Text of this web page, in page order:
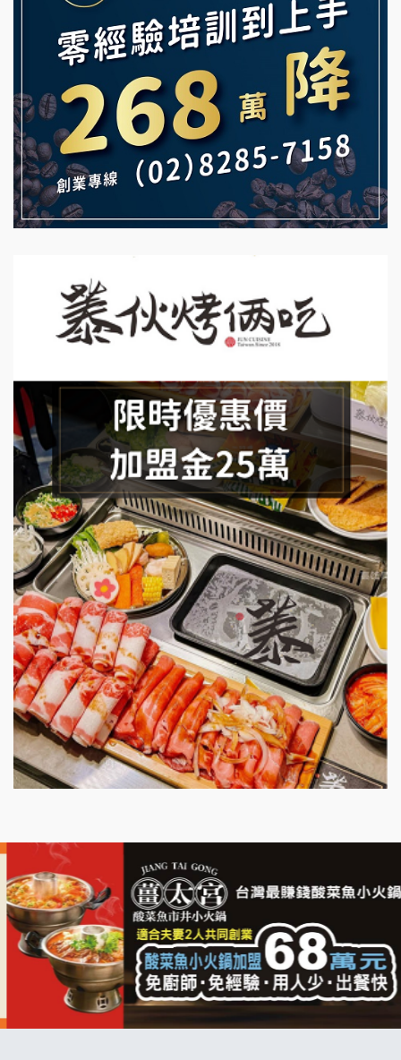
【曉妍美妝】誠徵行政櫃檯
自助洗衣店誠徵代洗收送人員(台中市)
MUSHEN徵SPA美容芳療師
日十。早午食加盟說明會
拾鑶火鍋加盟說明會
白鬍泡泡 BOHO POPO加盟說明會
雞咕雞咕加盟說明會
TEA TOP加盟說明會
珍好味臭臭鍋加盟說明會
藍象廷泰式火鍋加盟說明會
上宇林加盟說明會
莫尼早餐Morni加盟說明會
手作功夫茶加盟說明會
SHARE TEA歇腳亭加盟說明會
潮味決-湯滷專門店加盟說明會
鬍子茶加盟說明會
鮮茶道加盟說明會
微風亭鐵板燒加盟說明會
漫步藍咖啡加盟說明會
明石章魚燒加盟說明會
出櫃加盟說明會
千香漢堡加盟說明會
拉亞漢堡加盟說明會
杜芳子古味茶鋪加盟說明會
優握握×酸奶大獅加盟說明會
冬城門加盟說明會